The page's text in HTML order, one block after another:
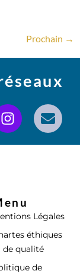
Prochain →
Légales
éthiques
de qualité
de